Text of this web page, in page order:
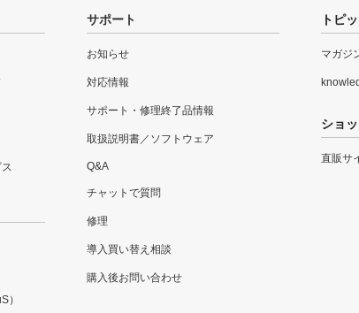
）
サポート
お知らせ
対応情報
サポート・修理終了品情報
取扱説明書／ソフトウェア
Q&A
チャットで質問
修理
導入買い替え相談
購入後お問い合わせ
トピ
マガジ
ショ
直販サ